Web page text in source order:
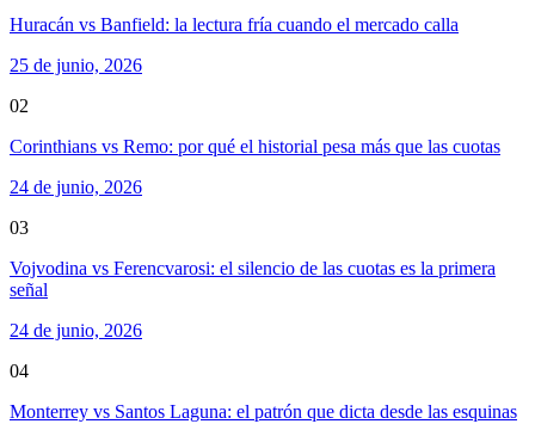
Huracán vs Banfield: la lectura fría cuando el mercado calla
25 de junio, 2026
02
Corinthians vs Remo: por qué el historial pesa más que las cuotas
24 de junio, 2026
03
Vojvodina vs Ferencvarosi: el silencio de las cuotas es la primera
señal
24 de junio, 2026
04
Monterrey vs Santos Laguna: el patrón que dicta desde las esquinas